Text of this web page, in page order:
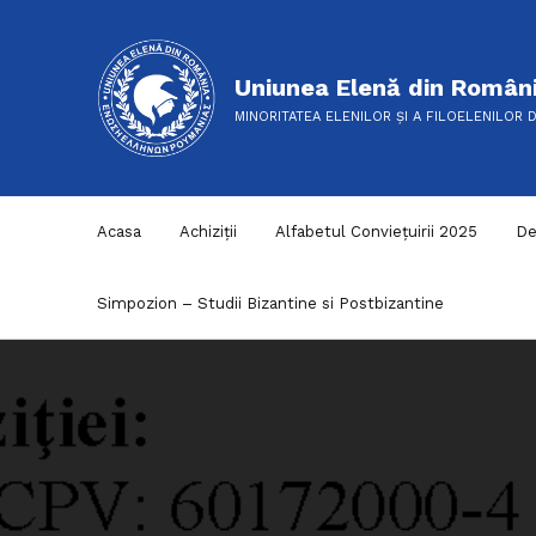
Uniunea Elenă din
MINORITATEA ELENILOR ȘI A FILOELENILOR
Acasa Achiziții Alfabetul Conviețuirii 2025
Simpozion – Studii Bizantine si Postbizantine